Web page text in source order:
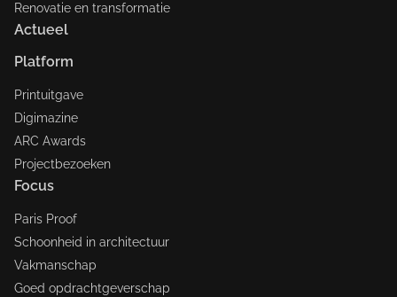
Renovatie en transformatie
Actueel
Platform
Printuitgave
Digimazine
ARC Awards
Projectbezoeken
Focus
Paris Proof
Schoonheid in architectuur
Vakmanschap
Goed opdrachtgeverschap